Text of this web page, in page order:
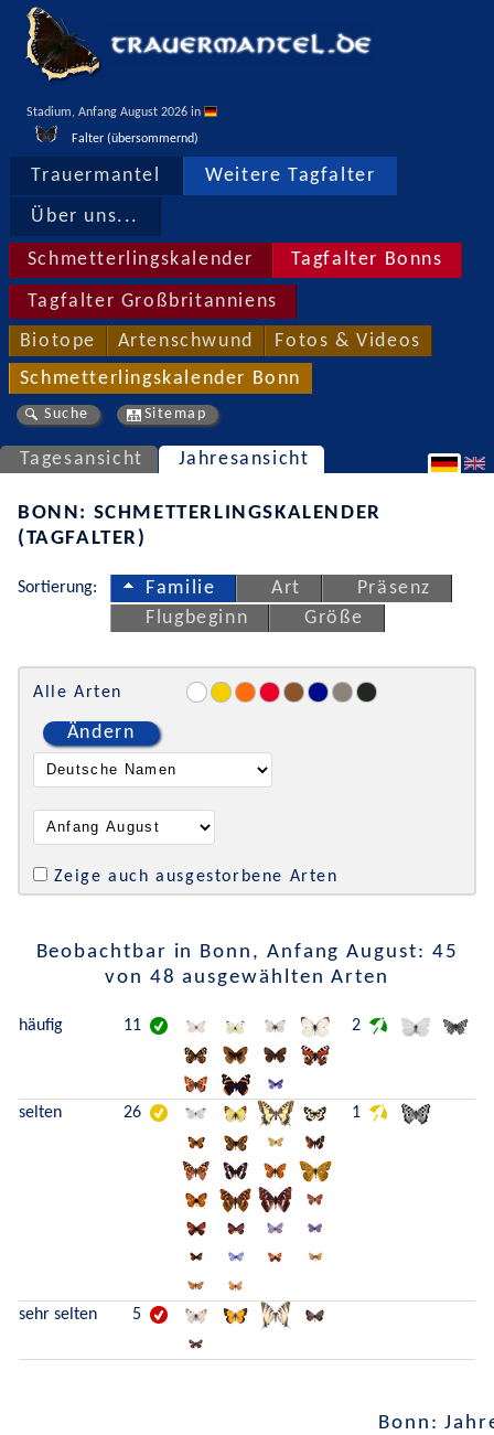
Stadium, Anfang August 2026 in
Falter (übersommernd)
Trauermantel Weitere Tagfalter
Über uns...
Schmetterlingskalender Tagfalter Bonns
Tagfalter Großbritanniens
Biotope Artenschwund Fotos & Videos
Schmetterlingskalender Bonn
Suche Sitemap
Tagesansicht Jahresansicht
BONN: SCHMETTERLINGSKALENDER
(TAGFALTER)
Sortierung: Familie Art
Präsenz
Flugbeginn
Größe
Alle Arten
Ändern
Zeige auch ausgestorbene Arten
Beobachtbar in Bonn, Anfang August: 45
von 48 ausgewählten Arten
häufig 11 2
selten 26 1
sehr selten 5
Bonn: